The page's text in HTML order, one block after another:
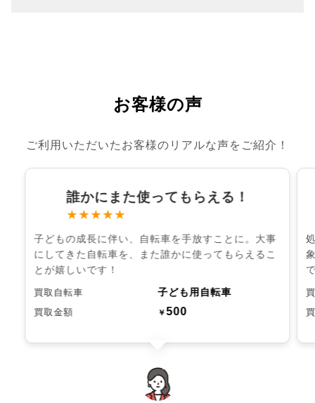
お客様の声
ご利用いただいたお客様のリアルな声をご紹介！
誰かにまた使ってもらえる！
★★★★★
子どもの成長に伴い、自転車を手放すことに。大事
にしてきた自転車を、また誰かに使ってもらえるこ
とが嬉しいです！
買取自転車 子ども用自転車
買取金額 ￥500
chevron_left chevron_right